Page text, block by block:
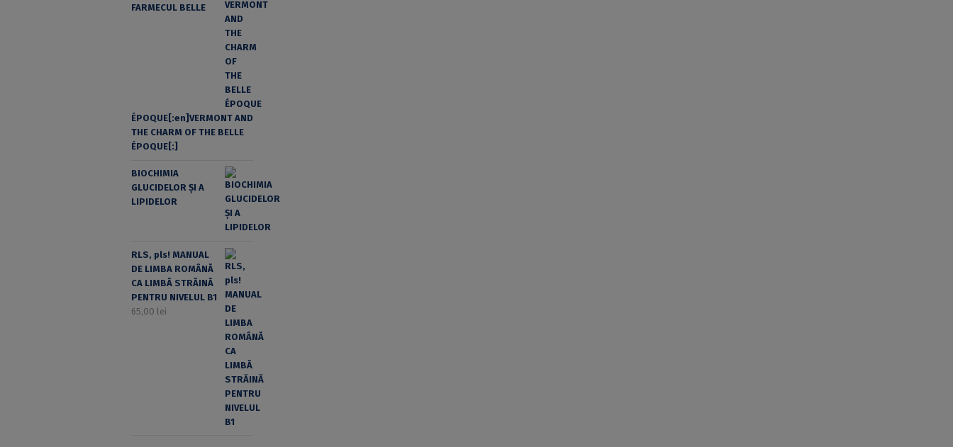
FARMECUL BELLE
ÉPOQUE[:en]VERMONT AND
THE CHARM OF THE BELLE
ÉPOQUE[:]
BIOCHIMIA
GLUCIDELOR ȘI A
LIPIDELOR
RLS, pls! MANUAL
DE LIMBA ROMÂNĂ
CA LIMBĂ STRĂINĂ
PENTRU NIVELUL B1
65,00 lei